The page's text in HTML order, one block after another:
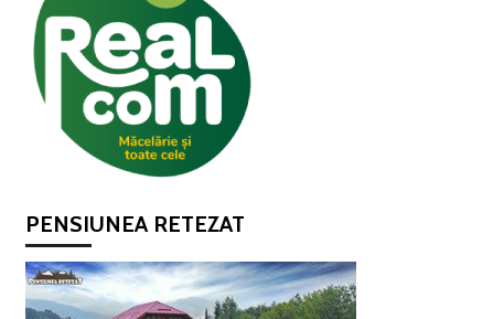
PENSIUNEA RETEZAT